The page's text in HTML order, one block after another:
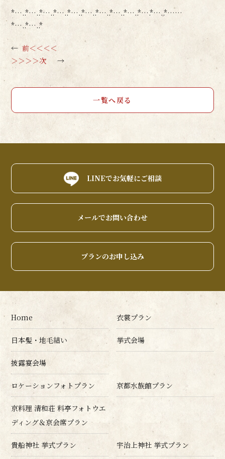
*…..*…..*…..*…..*…..*…..*…..*…..*…..*….*…..*……
*…..*…..*
← 前＜＜＜＜
＞＞＞＞次
→
一覧へ戻る
LINEでお気軽にご相談
メールでお問い合わせ
プランのお申し込み
Home 衣裳プラン
日本髪・地毛結い 挙式会場
披露宴会場
ロケーションフォトプラン 京都水族館プラン
京料理 清和荘 料亭フォトウエ
ディング＆京会席プラン
貴船神社 挙式プラン 宇治上神社 挙式プラン